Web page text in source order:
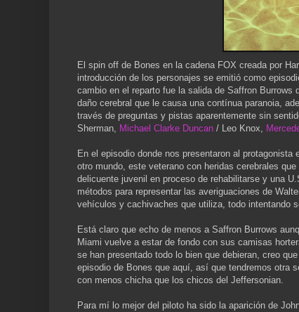
El spin off de Bones en la cadena FOX creada por
introducción de los personajes se emitió como
cambio en el reparto fue la salida de Saffron
daño cerebral que le causa una contínua paranoia,
través de preguntas y pistas aparentemente sin
Sherman, Michael Clarke Duncan / Leo Knox,
En el episodio donde nos presentaron al
otro mundo, este veterano con heridas cerebrales
delicuente juvenil en proceso de rehabilitarse y una
métodos para representar las averiguaciones de
vehículos y cachivaches que utiliza, todo intentando
Está claro que echo de menos a Saffron Burrows
Miami vuelve a estar de fondo con sus camisas
se han presentado todo lo bien que debieran, creo
episodio de Bones que aquí, así que tendremos otra
con menos chicha que los chicos del Jeffersonian.
Para mí lo mejor del piloto ha sido la aparición de